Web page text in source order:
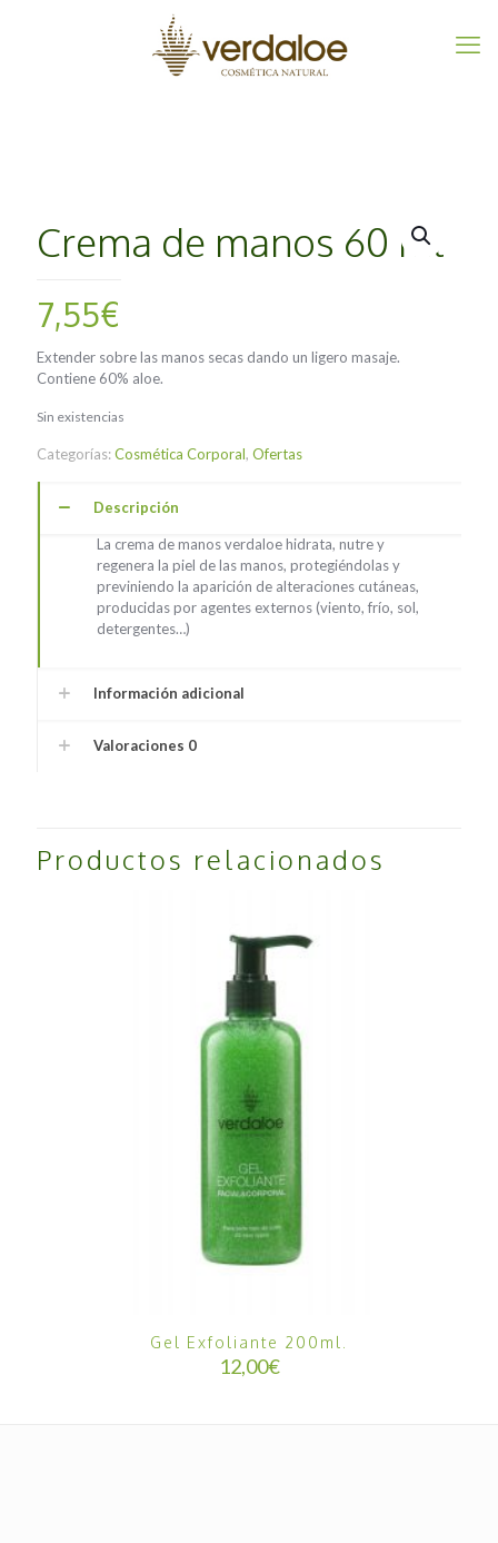
Crema de manos 60 ml
7,55€
Extender sobre las manos secas dando un ligero masaje.
Contiene 60% aloe.
Sin existencias
Categorías:Cosmética Corporal, Ofertas
Descripción
La crema de manos verdaloe hidrata, nutre y
regenera la piel de las manos, protegiéndolas y
previniendo la aparición de alteraciones cutáneas,
producidas por agentes externos (viento, frío, sol,
detergentes…)
Información adicional
Valoraciones 0
Productos relacionados
Gel Exfoliante 200ml.
12,00€